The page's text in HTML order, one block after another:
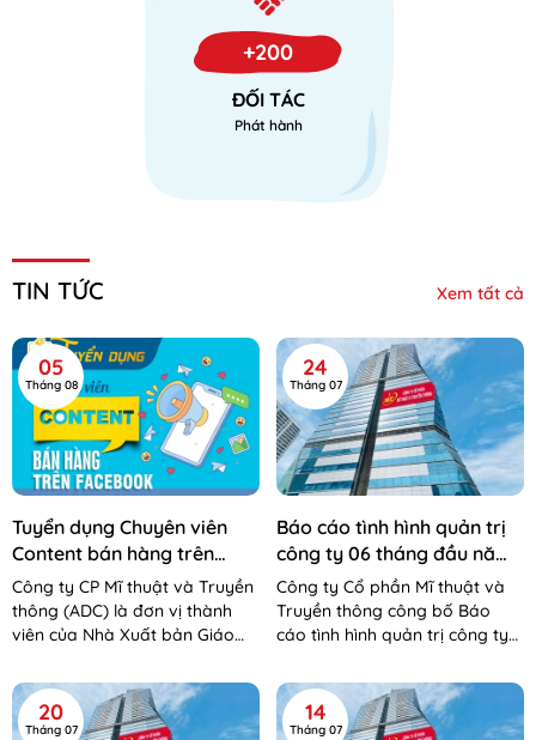
+200
ĐỐI TÁC
Phát hành
TIN TỨC Xem tất cả
05
Tháng 08
Tuyển dụng Chuyên viên
Content bán hàng trên
Facebook
Công ty CP Mĩ thuật và Truyền
thông (ADC) là đơn vị thành
viên của Nhà Xuất bản Giáo
Đào tạo. Công...
24
Tháng 07
Báo cáo tình hình quản trị
công ty 06 tháng đầu năm
2026
Công ty Cổ phần Mĩ thuật và
Truyền thông công bố Báo
cáo tình hình quản trị công ty
cáo tình hình QTCT 06 tháng...
20
Tháng 07
14
Tháng 07